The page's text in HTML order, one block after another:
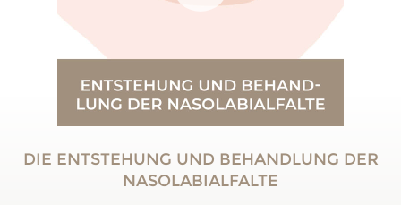
DIE ENTSTEHUNG UND BEHANDLUNG DER
NASOLABIALFALTE